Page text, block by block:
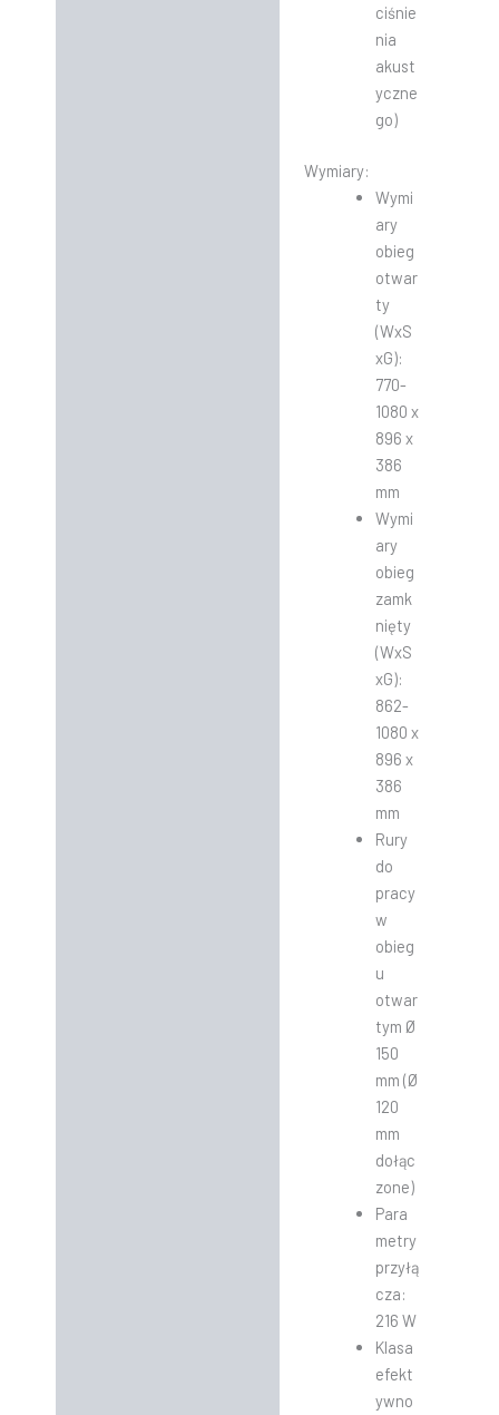
ciśnie
nia
akust
yczne
go)
Wymiary:
Wymi
ary
obieg
otwar
ty
(WxS
xG):
770-
1080 x
896 x
386
mm
Wymi
ary
obieg
zamk
nięty
(WxS
xG):
862-
1080 x
896 x
386
mm
Rury
do
pracy
w
obieg
u
otwar
tym Ø
150
mm (Ø
120
mm
dołąc
zone)
Para
metry
przyłą
cza:
216 W
Klasa
efekt
ywno